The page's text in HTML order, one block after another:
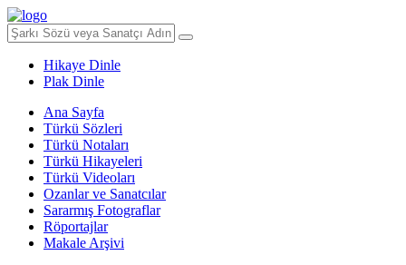
Hikaye Dinle
Plak Dinle
Ana Sayfa
Türkü Sözleri
Türkü Notaları
Türkü Hikayeleri
Türkü Videoları
Ozanlar ve Sanatcılar
Sararmış Fotograflar
Röportajlar
Makale Arşivi